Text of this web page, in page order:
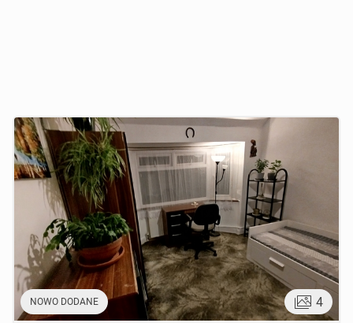
NOWO DODANE 4